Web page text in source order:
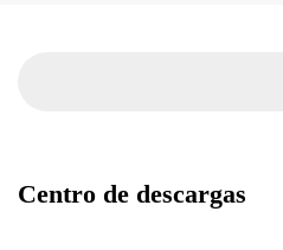
Centro de descargas